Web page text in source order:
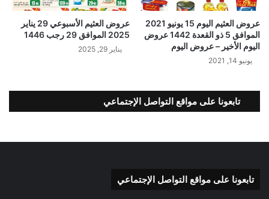
عروض العثيم اليوم 15 يونيو 2021
الموافق 5 ذو القعدة 1442 عروض
اليوم الأخير – عروض اليوم
يونيو 14, 2021
عروض العثيم الأسبوعي 29 يناير
2025 الموافق 29 رجب 1446
يناير 29, 2025
تابعونا على مواقع التواصل الإجتماعي
تابعونا على مواقع التواصل الإجتماعي